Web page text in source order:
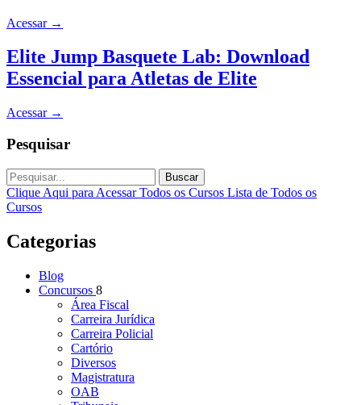
Acessar →
Elite Jump Basquete Lab: Download
Essencial para Atletas de Elite
Acessar →
Pesquisar
Buscar
Clique Aqui para Acessar Todos os Cursos Lista de Todos os
Cursos
Categorias
Blog
Concursos 8
Área Fiscal
Carreira Jurídica
Carreira Policial
Cartório
Diversos
Magistratura
OAB